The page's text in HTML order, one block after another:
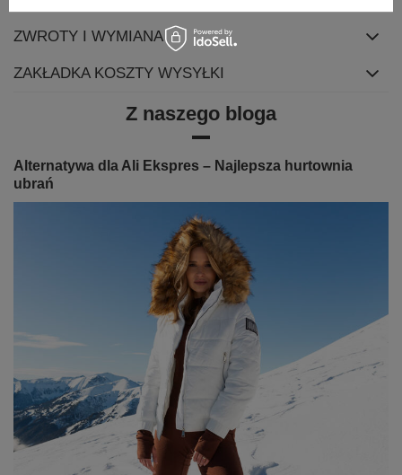
ZWROTY I WYMIANA
ZAKŁADKA KOSZTY WYSYŁKI
Z naszego bloga
Alternatywa dla Ali Ekspres – Najlepsza hurtownia
ubrań